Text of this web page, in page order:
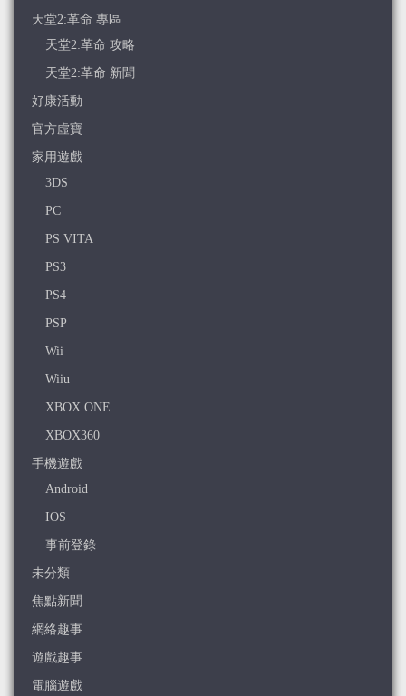
天堂2:革命 專區
天堂2:革命 攻略
天堂2:革命 新聞
好康活動
官方虛寶
家用遊戲
3DS
PC
PS VITA
PS3
PS4
PSP
Wii
Wiiu
XBOX ONE
XBOX360
手機遊戲
Android
IOS
事前登錄
未分類
焦點新聞
網絡趣事
遊戲趣事
電腦遊戲